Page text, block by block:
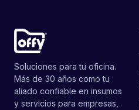
Soluciones para tu oficina.
Más de 30 años como tu
aliado confiable en insumos
y servicios para empresas,